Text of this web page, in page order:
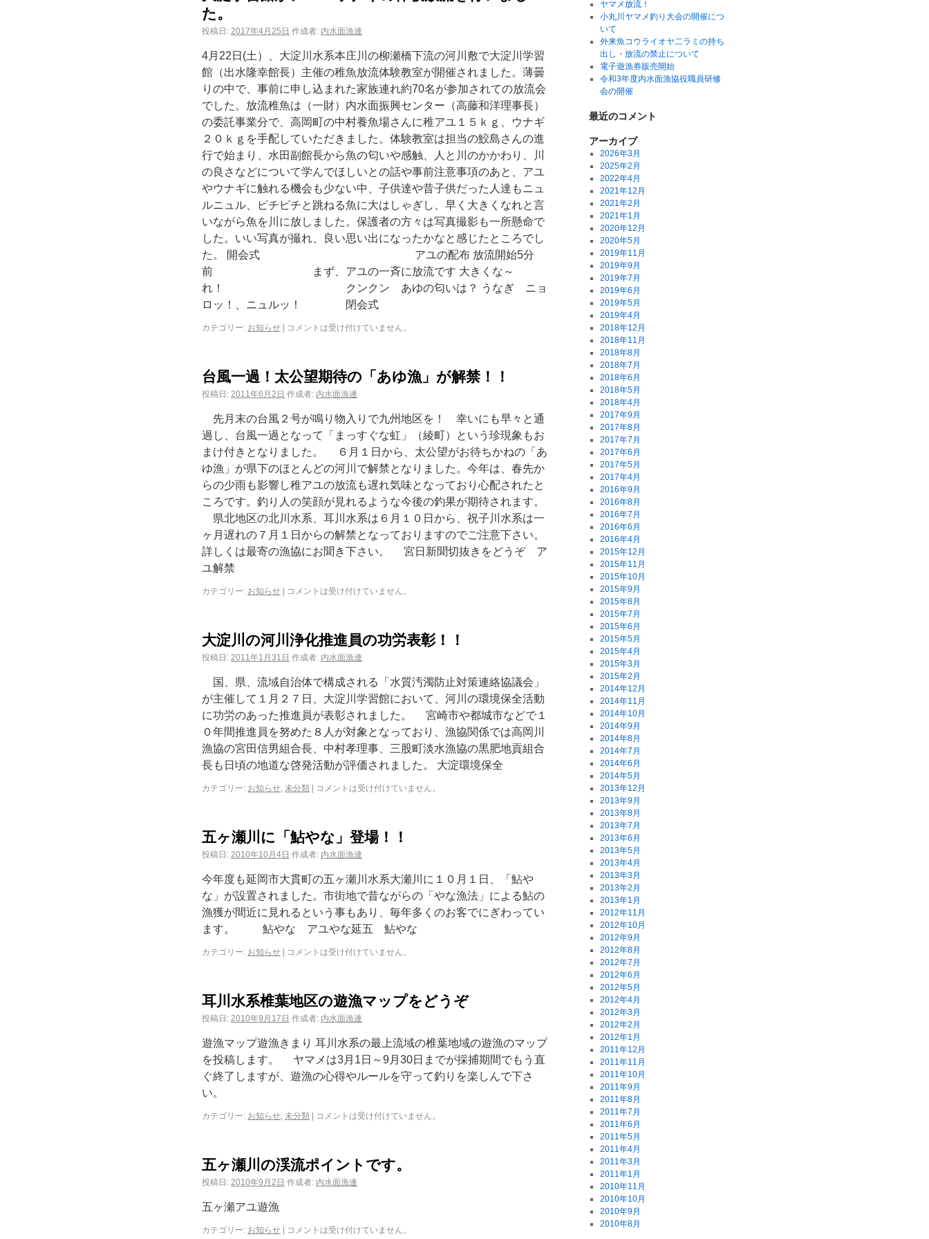
た。
投稿日: 2017年4月25日 作成者: 内水面漁連
4月22日(土）、大淀川水系本庄川の柳瀬橋下流の河川敷で大淀川学習
館（出水隆幸館長）主催の稚魚放流体験教室が開催されました。薄曇
りの中で、事前に申し込まれた家族連れ約70名が参加されての放流会
でした。放流稚魚は（一財）内水面振興センター（高藤和洋理事長）
の委託事業分で、高岡町の中村養魚場さんに稚アユ１５ｋｇ、ウナギ
２０ｋｇを手配していただきました。体験教室は担当の鮫島さんの進
行で始まり、水田副館長から魚の匂いや感触、人と川のかかわり、川
の良さなどについて学んでほしいとの話や事前注意事項のあと、アユ
やウナギに触れる機会も少ない中、子供達や昔子供だった人達もニュ
ルニュル、ピチピチと跳ねる魚に大はしゃぎし、早く大きくなれと言
いながら魚を川に放しました。保護者の方々は写真撮影も一所懸命で
した。いい写真が撮れ、良い思い出になったかなと感じたところでし
た。 開会式 アユの配布 放流開始5分
前 まず、アユの一斉に放流です 大きくな～
れ！ クンクン あゆの匂いは？ うなぎ ニョ
ロッ！、ニュルッ！ 閉会式
カテゴリー: お知らせ コメントは受け付けていません。
台風一過！太公望期待の「あゆ漁」が解禁！！
投稿日: 2011年6月2日 作成者: 内水面漁連
先月末の台風２号が鳴り物入りで九州地区を！ 幸いにも早々と通
過し、台風一過となって「まっすぐな虹」（綾町）という珍現象もお
まけ付きとなりました。 ６月１日から、太公望がお待ちかねの「あ
ゆ漁」が県下のほとんどの河川で解禁となりました。今年は、春先か
らの少雨も影響し稚アユの放流も遅れ気味となっており心配されたと
ころです。釣り人の笑顔が見れるような今後の釣果が期待されます。
県北地区の北川水系、耳川水系は６月１０日から、祝子川水系は一
ヶ月遅れの７月１日からの解禁となっておりますのでご注意下さい。
詳しくは最寄の漁協にお聞き下さい。 宮日新聞切抜きをどうぞ ア
ユ解禁
カテゴリー: お知らせ コメントは受け付けていません。
大淀川の河川浄化推進員の功労表彰！！
投稿日: 2011年1月31日 作成者: 内水面漁連
国、県、流域自治体で構成される「水質汚濁防止対策連絡協議会」
が主催して１月２７日、大淀川学習館において、河川の環境保全活動
に功労のあった推進員が表彰されました。 宮崎市や都城市などで１
０年間推進員を努めた８人が対象となっており、漁協関係では高岡川
漁協の宮田信男組合長、中村孝理事、三股町淡水漁協の黒肥地貢組合
長も日頃の地道な啓発活動が評価されました。 大淀環境保全
カテゴリー: お知らせ, 未分類 コメントは受け付けていません。
五ヶ瀬川に「鮎やな」登場！！
投稿日: 2010年10月4日 作成者: 内水面漁連
今年度も延岡市大貫町の五ヶ瀬川水系大瀬川に１０月１日、「鮎や
な」が設置されました。市街地で昔ながらの「やな漁法」による鮎の
漁獲が間近に見れるという事もあり、毎年多くのお客でにぎわってい
ます。 鮎やな アユやな延五 鮎やな
カテゴリー: お知らせ コメントは受け付けていません。
耳川水系椎葉地区の遊漁マップをどうぞ
投稿日: 2010年9月17日 作成者: 内水面漁連
遊漁マップ遊漁きまり 耳川水系の最上流域の椎葉地域の遊漁のマップ
を投稿します。 ヤマメは3月1日～9月30日までが採捕期間でもう直
ぐ終了しますが、遊漁の心得やルールを守って釣りを楽しんで下さ
い。
カテゴリー: お知らせ, 未分類 コメントは受け付けていません。
五ヶ瀬川の渓流ポイントです。
投稿日: 2010年9月2日 作成者: 内水面漁連
五ヶ瀬アユ遊漁
カテゴリー: お知らせ コメントは受け付けていません。
ヤマメ放流！
小丸川ヤマメ釣り大会の開催につ
いて
外来魚コウライオヤ二ラミの持ち
出し・放流の禁止について
電子遊漁券販売開始
令和3年度内水面漁協役職員研修
会の開催
最近のコメント
アーカイブ
2026年3月
2025年2月
2022年4月
2021年12月
2021年2月
2021年1月
2020年12月
2020年5月
2019年11月
2019年9月
2019年7月
2019年6月
2019年5月
2019年4月
2018年12月
2018年11月
2018年8月
2018年7月
2018年6月
2018年5月
2018年4月
2017年9月
2017年8月
2017年7月
2017年6月
2017年5月
2017年4月
2016年9月
2016年8月
2016年7月
2016年6月
2016年4月
2015年12月
2015年11月
2015年10月
2015年9月
2015年8月
2015年7月
2015年6月
2015年5月
2015年4月
2015年3月
2015年2月
2014年12月
2014年11月
2014年10月
2014年9月
2014年8月
2014年7月
2014年6月
2014年5月
2013年12月
2013年9月
2013年8月
2013年7月
2013年6月
2013年5月
2013年4月
2013年3月
2013年2月
2013年1月
2012年11月
2012年10月
2012年9月
2012年8月
2012年7月
2012年6月
2012年5月
2012年4月
2012年3月
2012年2月
2012年1月
2011年12月
2011年11月
2011年10月
2011年9月
2011年8月
2011年7月
2011年6月
2011年5月
2011年4月
2011年3月
2011年1月
2010年11月
2010年10月
2010年9月
2010年8月